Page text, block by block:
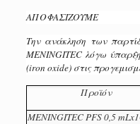
ΑΠΟΦΑΣΙΖΟΥΜΕ
Την ανάκληση των
MENINGITEC λόγω
(iron oxide) στις
Προϊόν
MΕNΙNGITEC PFS 0,5